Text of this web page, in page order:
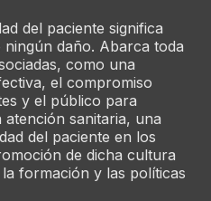
del paciente significa
daño. Abarca toda
como una
el compromiso
y el público para
sanitaria, una
del paciente en los
de dicha cultura
formación y las políticas